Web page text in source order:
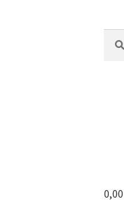
pour :
0,00